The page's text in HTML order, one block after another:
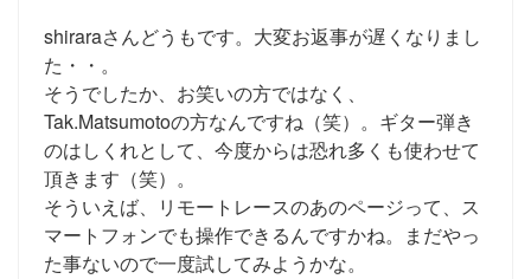
shiraraさんどうもです。大変お返事が遅くなりまし
た・・。
そうでしたか、お笑いの方ではなく、
Tak.Matsumotoの方なんですね（笑）。ギター弾き
のはしくれとして、今度からは恐れ多くも使わせて
頂きます（笑）。
そういえば、リモートレースのあのページって、ス
マートフォンでも操作できるんですかね。まだやっ
た事ないので一度試してみようかな。